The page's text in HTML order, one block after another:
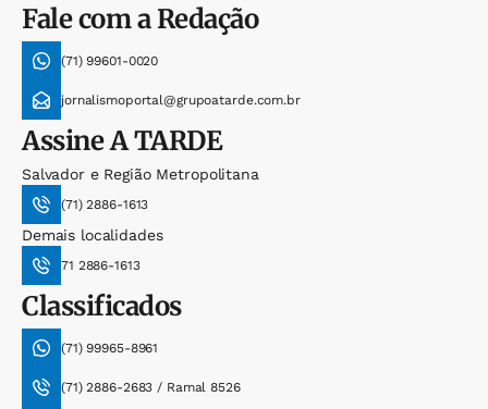
Fale com a Redação
(71) 99601-0020
jornalismoportal@grupoatarde.com.br
AssineA TARDE
Salvador e Região Metropolitana
(71) 2886-1613
Demais localidades
71 2886-1613
Classificados
(71) 99965-8961
(71) 2886-2683 / Ramal 8526